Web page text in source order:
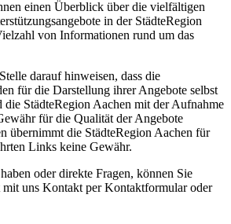
einen Überblick über die vielfältigen
in der StädteRegion
von Informationen rund um das
darauf hinweisen, dass die
für die Darstellung ihrer Angebote selbst
StädteRegion Aachen mit der Aufnahme
für die Qualität der Angebote
übernimmt die StädteRegion Aachen für
Links keine Gewähr.
oder direkte Fragen, können Sie
mit uns Kontakt per Kontaktformular oder